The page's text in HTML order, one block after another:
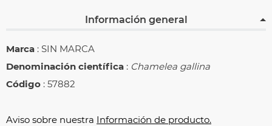
Información general
Marca : SIN MARCA
Denominación científica : Chamelea gallina
Código : 57882
Aviso sobre nuestra Información de producto.